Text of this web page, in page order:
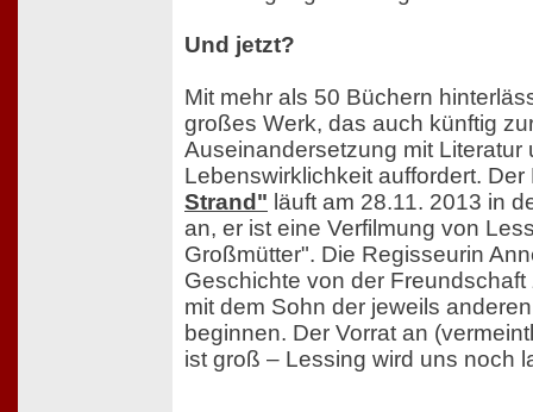
Und jetzt?
Mit mehr als 50 Büchern
großes Werk, das auch künftig
Auseinandersetzung mit Literatur
Lebenswirklichkeit auffordert.
Strand" läuft am 28.11. 2013 in
an, er ist eine Verfilmung von
Großmütter". Die Regisseurin
Geschichte von der
mit dem Sohn der jeweils
beginnen. Der Vorrat an
ist groß – Lessing wird uns noch